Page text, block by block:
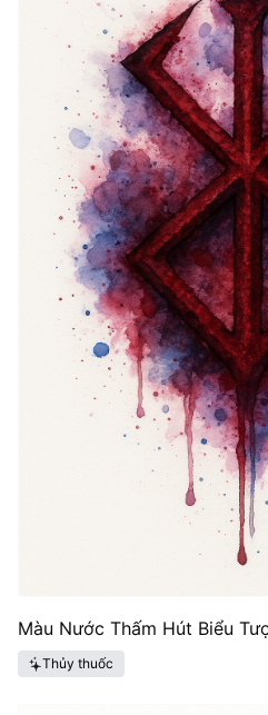
Màu Nước Thấm Hút Biểu
Thủy thuốc